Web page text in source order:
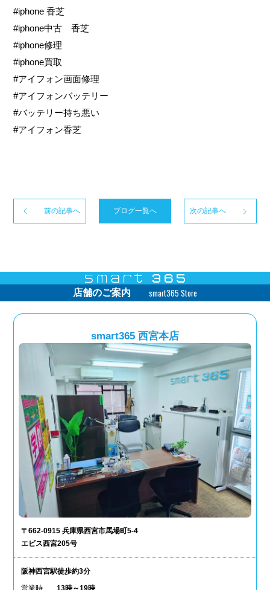
#iphone 香芝
#iphone中古 香芝
#iphone修理
#iphone買取
#アイフォン画面修理
#アイフォンバッテリー
#バッテリー持ち悪い
#アイフォン香芝
前の記事へ ブログ一覧へ 次の記事へ
店舗のご案内 smart365 Store
smart365 西宮本店
〒662-0915 兵庫県西宮市馬場町5-4
エビス西宮205号
阪神西宮駅徒歩約3分
営業時
13時～19時